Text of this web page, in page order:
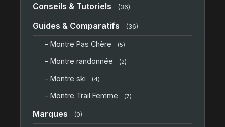
Conseils & Tutoriels (36)
Guides & Comparatifs (36)
- Montre Pas Chère (5)
- Montre randonnée (2)
- Montre ski (4)
- Montre Trail Femme (7)
Marques (0)